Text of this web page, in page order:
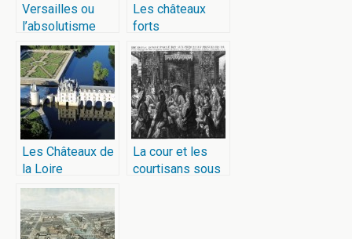
Versailles ou
l’absolutisme
mis en scène
Les châteaux
forts
Les Châteaux de
la Loire
La cour et les
courtisans sous